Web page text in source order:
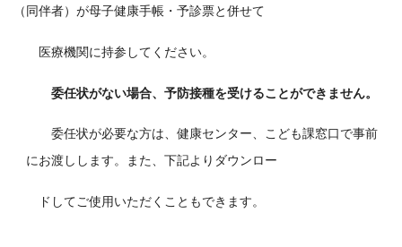
（同伴者）が母子健康手帳・予診票と 併せて
医療機関に持参して ください。
委任状がない場合、予防接種を受けることができません。
委任状が必要な方は、健康センター、こども課窓口で事前
にお渡しします。また、下記よりダウンロー
ドしてご使用 いただくことも できます。